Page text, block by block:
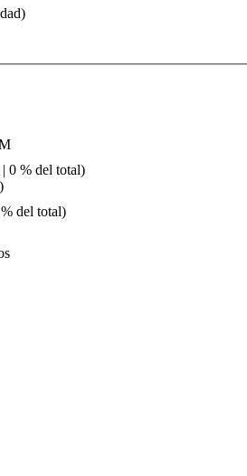
0 % del total)
)
del total)